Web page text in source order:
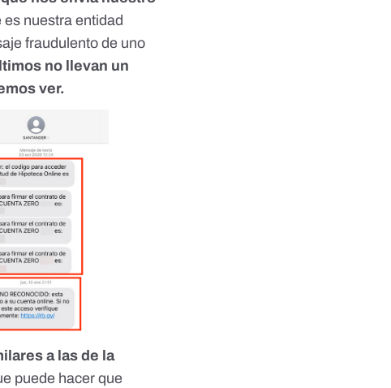
nuestra entidad
fraudulento de uno
no llevan un
ver.
a las de la
puede hacer que